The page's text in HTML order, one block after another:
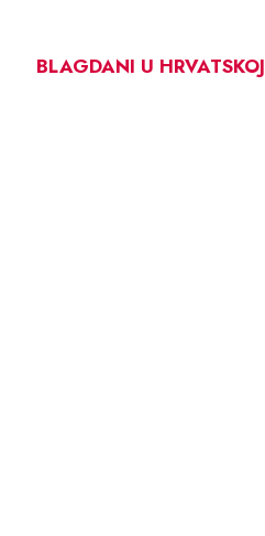
BLAGDANI U HRVATSKOJ